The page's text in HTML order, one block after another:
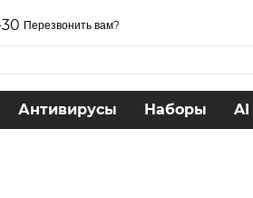
Перезвонить вам?
Антивирусы Наборы AI